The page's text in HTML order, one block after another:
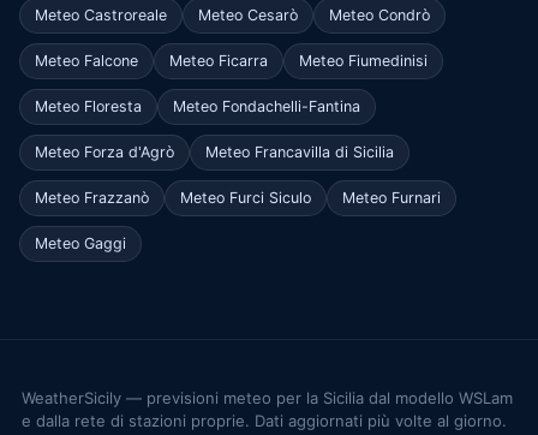
Meteo Castroreale Meteo Cesarò Meteo Condrò
Meteo Falcone Meteo Ficarra Meteo Fiumedinisi
Meteo Floresta Meteo Fondachelli-Fantina
Meteo Forza d'Agrò Meteo Francavilla di Sicilia
Meteo Frazzanò Meteo Furci Siculo Meteo Furnari
Meteo Gaggi
WeatherSicily — previsioni meteo per la Sicilia dal modello WSLam
e dalla rete di stazioni proprie. Dati aggiornati più volte al giorno.